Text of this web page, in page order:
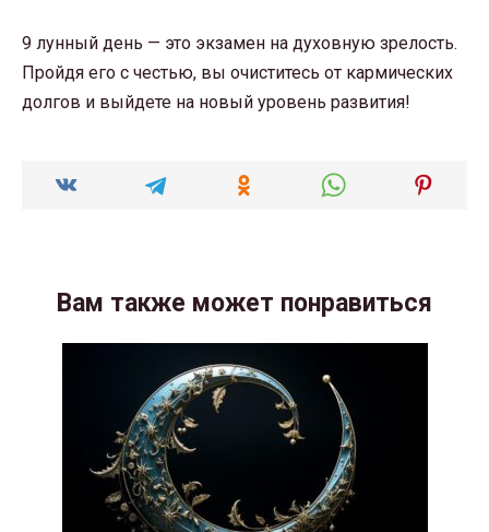
9 лунный день — это экзамен на духовную зрелость.
Пройдя его с честью, вы очиститесь от кармических
долгов и выйдете на новый уровень развития!
Вам также может понравиться